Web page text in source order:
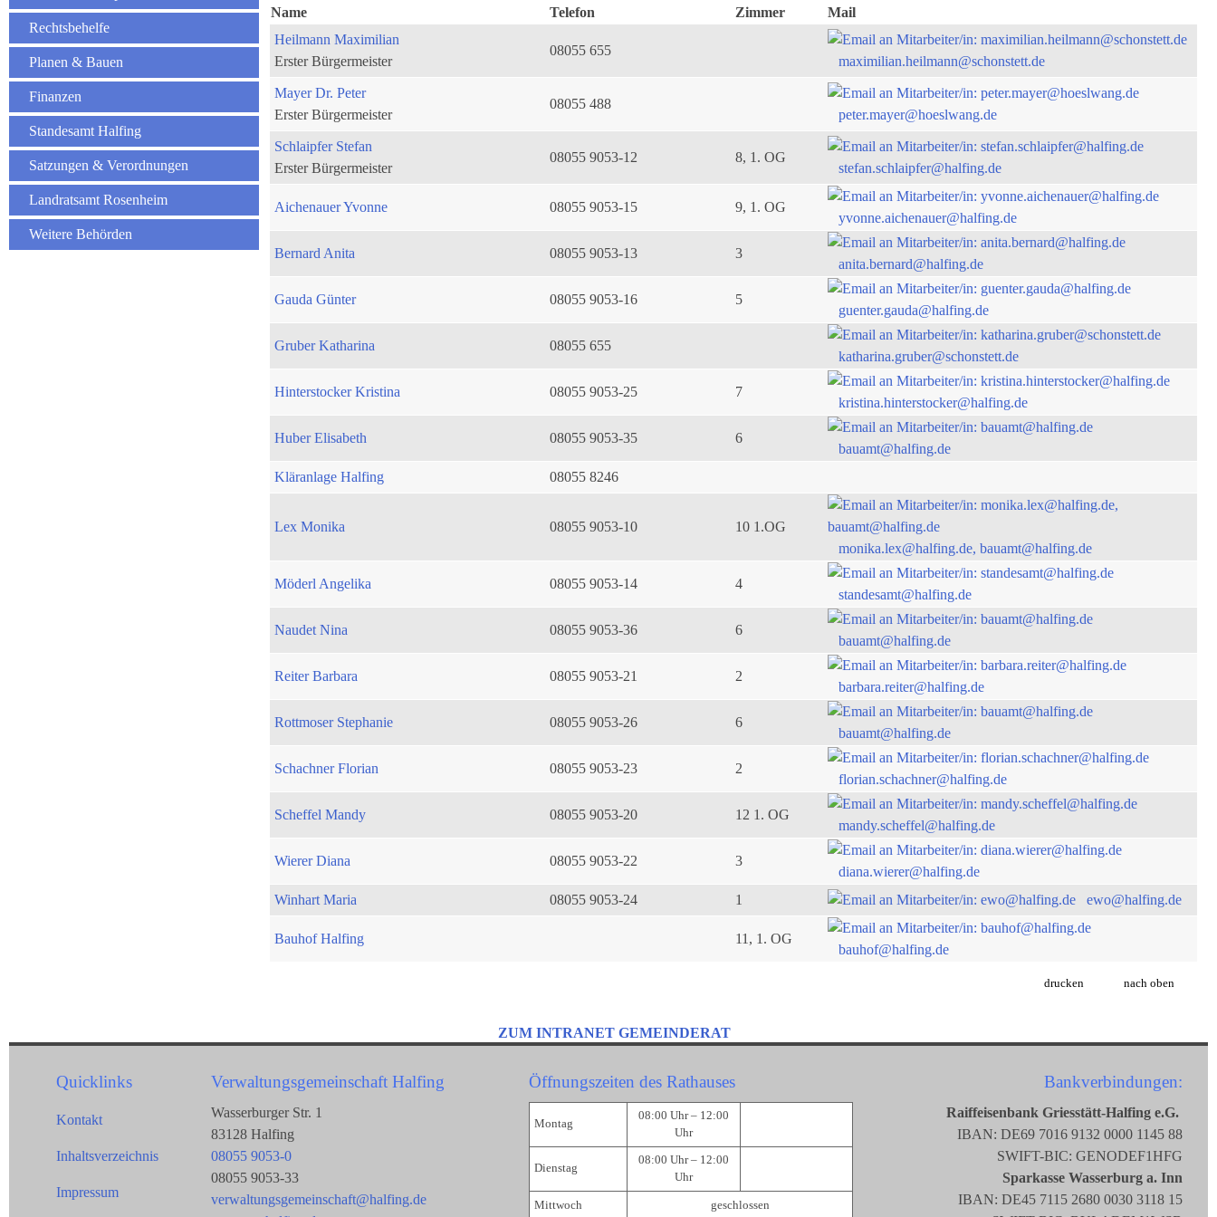
Rechtsbehelfe
Planen & Bauen
Finanzen
Standesamt Halfing
Satzungen & Verordnungen
Landratsamt Rosenheim
Weitere Behörden
Name
Telefon Zimmer
Mail
Heilmann Maximilian
Erster Bürgermeister
08055 655
maximilian.heilmann@schonstett.de
Mayer Dr. Peter
Erster Bürgermeister
08055 488
peter.mayer@hoeslwang.de
Schlaipfer Stefan
Erster Bürgermeister
08055 9053-12 8, 1. OG
stefan.schlaipfer@halfing.de
Aichenauer Yvonne 08055 9053-15 9, 1. OG
yvonne.aichenauer@halfing.de
Bernard Anita 08055 9053-13 3
anita.bernard@halfing.de
Gauda Günter 08055 9053-16 5
guenter.gauda@halfing.de
Gruber Katharina 08055 655
katharina.gruber@schonstett.de
Hinterstocker Kristina 08055 9053-25 7
kristina.hinterstocker@halfing.de
Huber Elisabeth 08055 9053-35 6
bauamt@halfing.de
Kläranlage Halfing
08055 8246
Lex Monika 08055 9053-10
10 1.OG
monika.lex@halfing.de, bauamt@halfing.de
Möderl Angelika 08055 9053-14 4
standesamt@halfing.de
Naudet Nina 08055 9053-36 6
bauamt@halfing.de
Reiter Barbara 08055 9053-21 2
barbara.reiter@halfing.de
Rottmoser Stephanie 08055 9053-26 6
bauamt@halfing.de
Schachner Florian 08055 9053-23 2
florian.schachner@halfing.de
Scheffel Mandy 08055 9053-20 12 1. OG
mandy.scheffel@halfing.de
Wierer Diana 08055 9053-22 3
diana.wierer@halfing.de
Winhart Maria
08055 9053-24 1 ewo@halfing.de
Bauhof Halfing 11, 1. OG
bauhof@halfing.de
drucken nach oben
ZUM INTRANET GEMEINDERAT
Quicklinks
Kontakt
Inhaltsverzeichnis
Impressum
Verwaltungsgemeinschaft Halfing
Wasserburger Str. 1
83128 Halfing
08055 9053-0
08055 9053-33
verwaltungsgemeinschaft@halfing.de
Öffnungszeiten des Rathauses
Montag
08:00 Uhr – 12:00
Uhr
Dienstag
08:00 Uhr – 12:00
Uhr
Mittwoch geschlossen
Bankverbindungen:
Raiffeisenbank Griesstätt-Halfing e.G.
IBAN: DE69 7016 9132 0000 1145 88
SWIFT-BIC: GENODEF1HFG
Sparkasse Wasserburg a. Inn
IBAN: DE45 7115 2680 0030 3118 15